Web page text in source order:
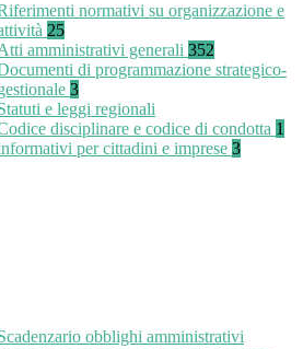
normativi su organizzazione e
25
amministrativi generali 352
di programmazione strategico-
3
e leggi regionali
disciplinare e codice di condotta 1
per cittadini e imprese 3
obblighi amministrativi